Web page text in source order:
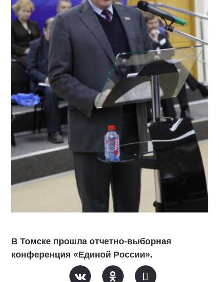
В Томске прошла отчетно-выборная
конференция «Единой России».